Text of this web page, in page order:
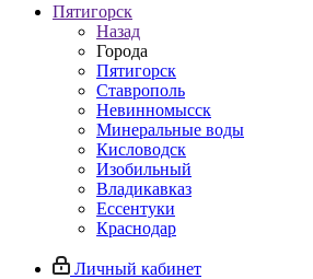
Пятигорск
Назад
Города
Пятигорск
Ставрополь
Невинномысск
Минеральные воды
Кисловодск
Изобильный
Владикавказ
Ессентуки
Краснодар
Личный кабинет